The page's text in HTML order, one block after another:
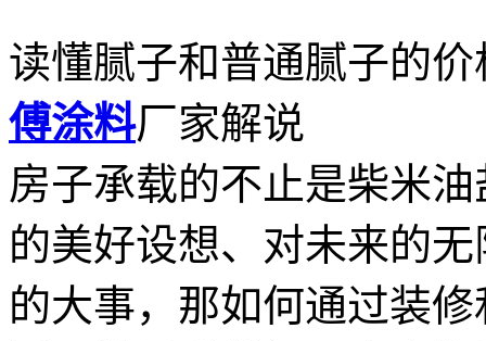
读懂腻子和普通腻子的
傅涂料厂家解说
房子承载的不止是柴米
的美好设想、对未来的
的大事，那如何通过装